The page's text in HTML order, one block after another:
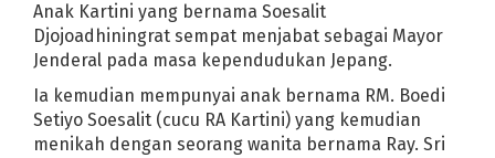
Anak Kartini yang bernama Soesalit
Djojoadhiningrat sempat menjabat sebagai Mayor
Jenderal pada masa kependudukan Jepang.
Ia kemudian mempunyai anak bernama RM. Boedi
Setiyo Soesalit (cucu RA Kartini) yang kemudian
menikah dengan seorang wanita bernama Ray. Sri